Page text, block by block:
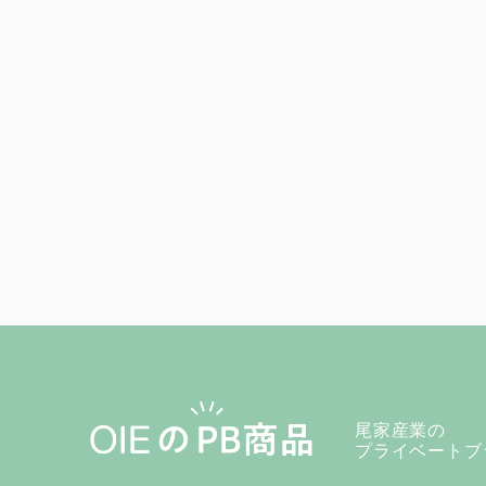
尾家産業の
プライベート